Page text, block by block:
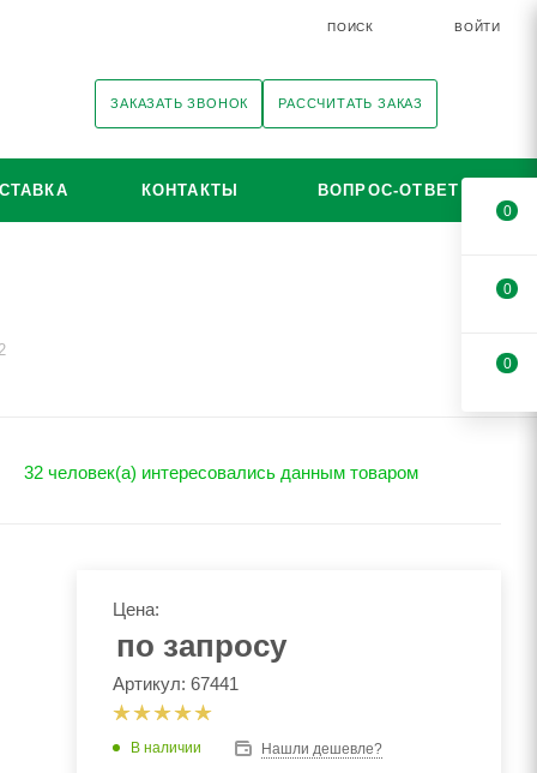
ПОИСК ВОЙТИ
ЗАКАЗАТЬ ЗВОНОК РАССЧИТАТЬ ЗАКАЗ
КОНТАКТЫ ВОПРОС-ОТВЕТ
32 человек(а) интересовались данным товаром
Цена:
по запросу
Артикул: 67441
В наличии Нашли дешевле?
0
0
0